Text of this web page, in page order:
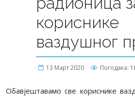
кориснике
ваздушног
13 Март 2020 Погодака:
Обавјештавамо све кориснике